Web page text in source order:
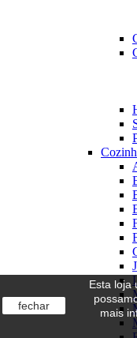
fechar
Esta loja
mais